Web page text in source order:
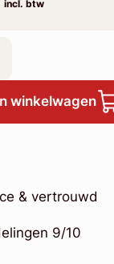
incl. btw
winkelwagen
& vertrouwd
9/10